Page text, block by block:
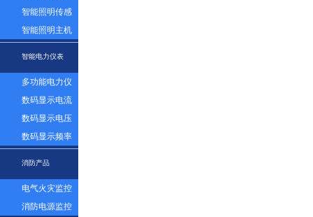
模块
智能照明传感
器
智能照明主机
智能电力仪表
多功能电力仪
表
数码显示电流
表
数码显示电压
表
数码显示频率
消防产品
电气火灾监控
探测器
消防电源监控